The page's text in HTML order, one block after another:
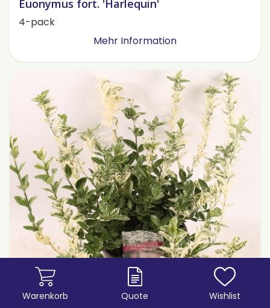
Euonymus fort. 'Harlequin'
4-pack
Mehr Information
Warenkorb Quote Wishlist